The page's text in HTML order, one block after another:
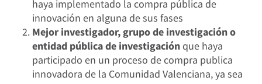
haya implementado la compra pública de
innovación en alguna de sus fases
Mejor investigador, grupo de investigación o
entidad pública de investigaciónque haya
participado en un proceso de compra publica
innovadora de la Comunidad Valenciana, ya sea